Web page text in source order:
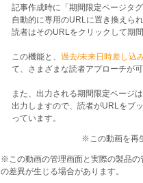
記事作成時に「期間限定ページタ
自動的に専用のURLに置き換えら
読者はそのURLをクリックして期
この機能と、 過去/未来日時差し込
て、さまざまな読者アプローチが可
また、出力される期間限定ページ
出力しますので、読者がURLをブ
っています。
※この動画を再
※この動画の管理画面と実際の製品
の差異が生じる場合があります。